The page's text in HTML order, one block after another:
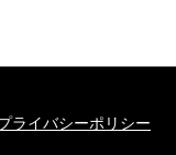
ライバシーポリシー